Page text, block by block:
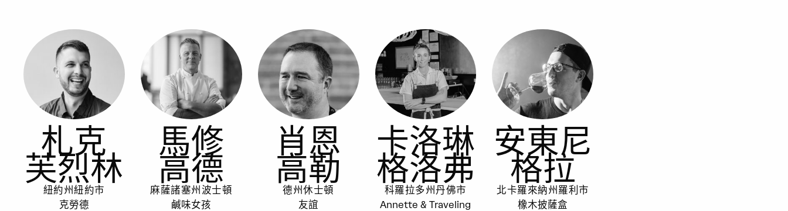
札克
芙烈林
紐約州紐約市
克勞德
馬修
高德
麻薩諸塞州波士頓
鹹味女孩
肖恩
高勒
德州休士頓
友誼
卡洛琳
格洛弗
科羅拉多州丹佛市
Annette & Traveling
安東尼
格拉
北卡羅來納州羅利市
橡木披薩盒